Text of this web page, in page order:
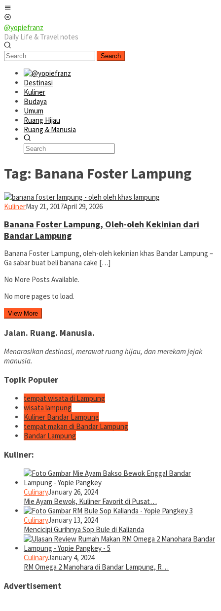
Skip
to
content
@yopiefranz
Daily Life & Travel notes
Search
Destinasi
Kuliner
Budaya
Umum
Ruang Hijau
Ruang & Manusia
Tag: Banana Foster Lampung
Kulineryopiefranz
May 21, 2017April 29, 2026
Banana Foster Lampung, Oleh-oleh Kekinian dari
Bandar Lampung
Banana Foster Lampung, oleh-oleh kekinian khas Bandar Lampung –
Ga sabar buat beli banana cake […]
No More Posts Available.
No more pages to load.
View More
Jalan. Ruang. Manusia.
Menarasikan destinasi, merawat ruang hijau, dan merekam jejak
manusia.
Topik Populer
tempat wisata di Lampung
wisata lampung
Kuliner Bandar Lampung
tempat makan di Bandar Lampung
Bandar Lampung
Kuliner:
CulinaryJanuary 26, 2024
Mie Ayam Bewok, Kuliner Favorit di Pusat…
CulinaryJanuary 13, 2024
Mencicipi Gurihnya Sop Bule di Kalianda
CulinaryJanuary 4, 2024
RM Omega 2 Manohara di Bandar Lampung, R…
Advertisement